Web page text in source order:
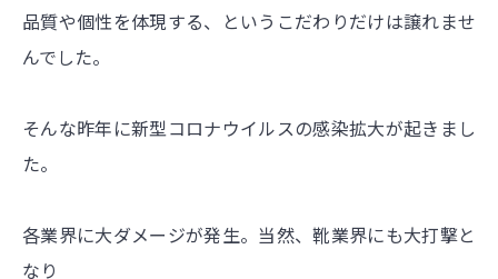
品質や個性を体現する、というこだわりだけは譲れませ
んでした。
そんな昨年に新型コロナウイルスの感染拡大が起きまし
た。
各業界に大ダメージが発生。 当然、靴業界にも大打撃と
なり